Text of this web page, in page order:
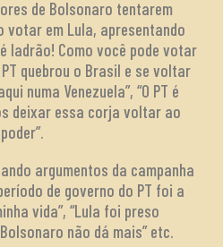
de Bolsonaro tentarem
votar em Lula, apresentando
ladrão! Como você pode votar
PT quebrou o Brasil e se voltar
numa Venezuela”, “O PT é
deixar essa corja voltar ao
poder”.
argumentos da campanha
de governo do PT foi a
vida”, “Lula foi preso
não dá mais” etc.